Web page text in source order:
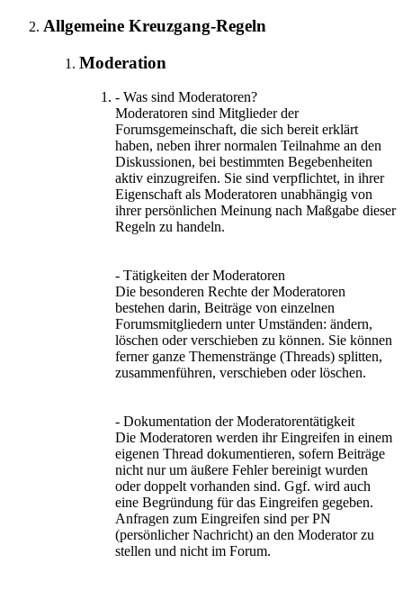
Allgemeine Kreuzgang-Regeln
Moderation
- Was sind Moderatoren?
Moderatoren sind Mitglieder der
Forumsgemeinschaft, die sich bereit erklärt
haben, neben ihrer normalen Teilnahme an den
Diskussionen, bei bestimmten Begebenheiten
aktiv einzugreifen. Sie sind verpflichtet, in ihrer
Eigenschaft als Moderatoren unabhängig von
ihrer persönlichen Meinung nach Maßgabe dieser
Regeln zu handeln.
- Tätigkeiten der Moderatoren
Die besonderen Rechte der Moderatoren
bestehen darin, Beiträge von einzelnen
Forumsmitgliedern unter Umständen: ändern,
löschen oder verschieben zu können. Sie können
ferner ganze Themenstränge (Threads) splitten,
zusammenführen, verschieben oder löschen.
- Dokumentation der Moderatorentätigkeit
Die Moderatoren werden ihr Eingreifen in einem
eigenen Thread dokumentieren, sofern Beiträge
nicht nur um äußere Fehler bereinigt wurden
oder doppelt vorhanden sind. Ggf. wird auch
eine Begründung für das Eingreifen gegeben.
Anfragen zum Eingreifen sind per PN
(persönlicher Nachricht) an den Moderator zu
stellen und nicht im Forum.